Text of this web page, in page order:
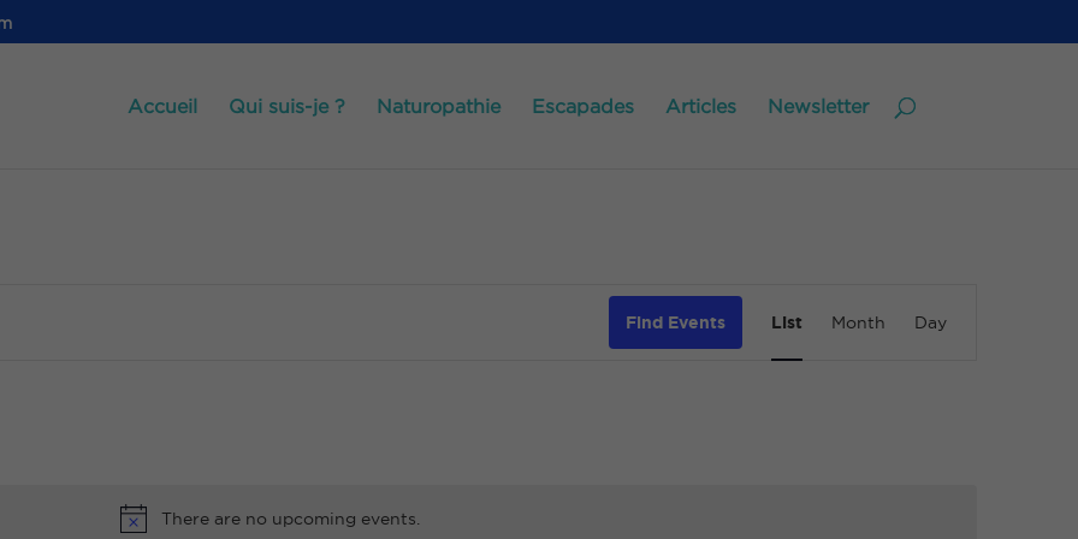
Accueil Qui suis-je ? Naturopathie Escapades Articles Newsletter
There are no upcoming events.
Find Events
Views
List Month Day